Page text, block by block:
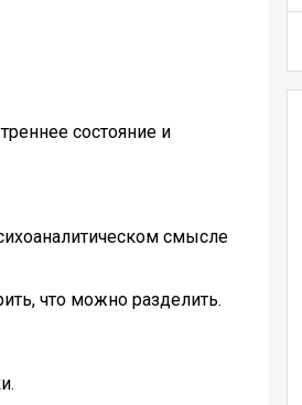
состояние и
смысле
что можно разделить.